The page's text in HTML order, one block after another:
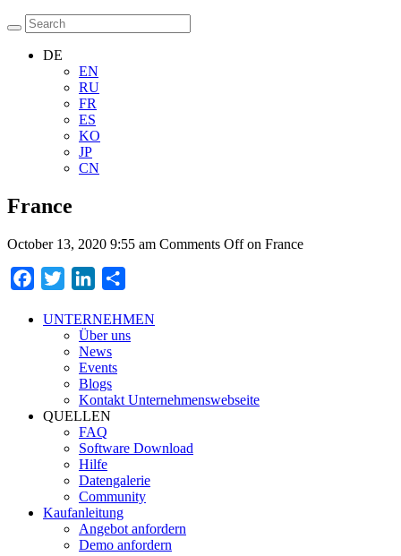
DE
EN
RU
FR
ES
KO
JP
CN
France
October 13, 2020 9:55 am Comments Offon France
Facebook
Twitter LinkedIn
UNTERNEHMEN
Über uns
News
Events
Blogs
Kontakt Unternehmenswebseite
QUELLEN
FAQ
Software Download
Hilfe
Datengalerie
Community
Kaufanleitung
Angebot anfordern
Demo anfordern